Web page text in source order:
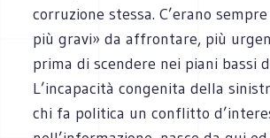
corruzione stessa. C’erano
più gravi» da affrontare, più
prima di scendere nei piani bassi
L’incapacità congenita della
chi fa politica un conflitto